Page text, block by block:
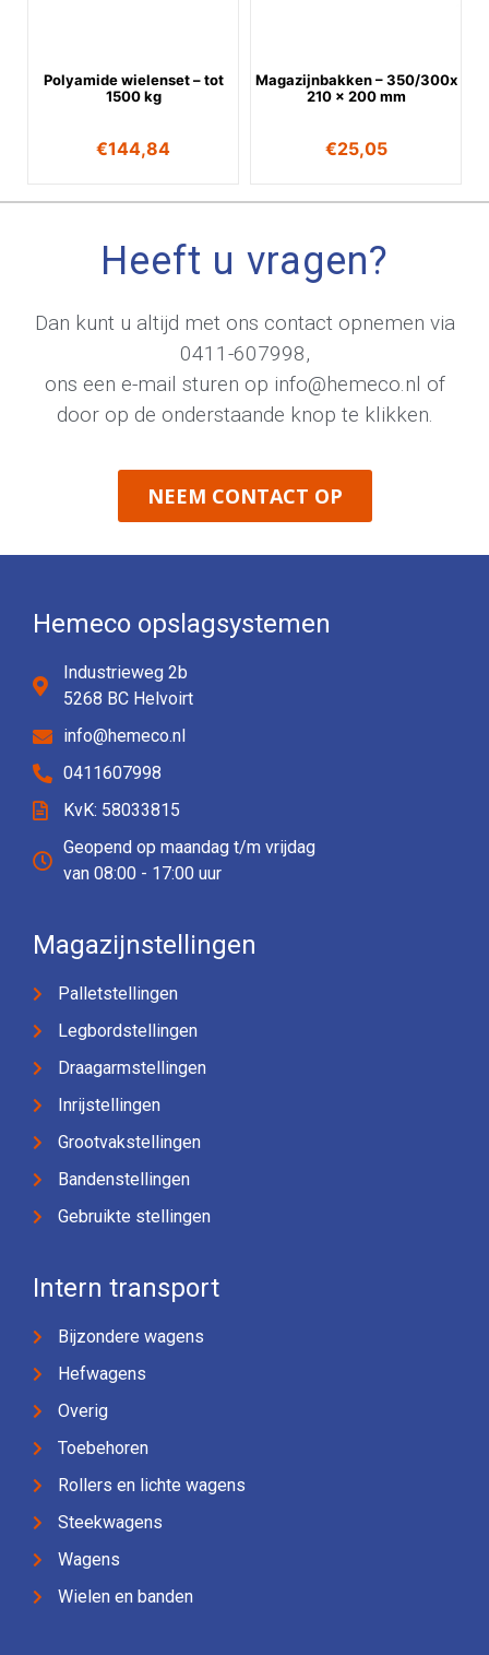
Polyamide wielenset – tot
1500 kg
€144,84
Magazijnbakken – 350/300x
210 x 200 mm
€25,05
Heeft u vragen?
Dan kunt u altijd met ons contact opnemen via
0411-607998,
ons een e-mail sturen op info@hemeco.nl of
door op de onderstaande knop te klikken.
NEEM CONTACT OP
Hemeco opslagsystemen
Industrieweg 2b
5268 BC Helvoirt
info@hemeco.nl
0411607998
KvK: 58033815
Geopend op maandag t/m vrijdag
van 08:00 - 17:00 uur
Magazijnstellingen
Palletstellingen
Legbordstellingen
Draagarmstellingen
Inrijstellingen
Grootvakstellingen
Bandenstellingen
Gebruikte stellingen
Intern transport
Bijzondere wagens
Hefwagens
Overig
Toebehoren
Rollers en lichte wagens
Steekwagens
Wagens
Wielen en banden